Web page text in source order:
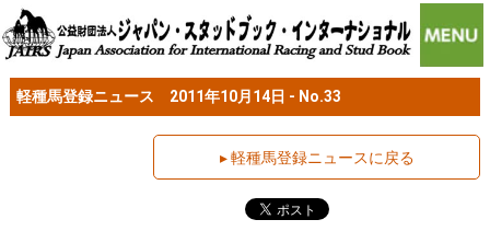
軽種馬登録ニュース 2011年10月14日 - No.33
▸ 軽種馬登録ニュースに戻る